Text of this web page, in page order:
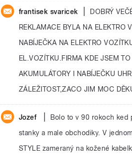
frantisek svaricek
DOBRÝ
REKLAMACE BYLA NA ELEKTRO
NABÍJEČKA NA ELEKTRO
EL.VOZÍTKU.FIRMA KDE JSEM
AKUMULÁTORY I NABÍJEČKU
ZÁLEŽITOST,ZACO JIM MOC
Jozef
Bolo to v 90 rokoch ked
stanky a male obchodiky. V
STYLE zameraný na kožené